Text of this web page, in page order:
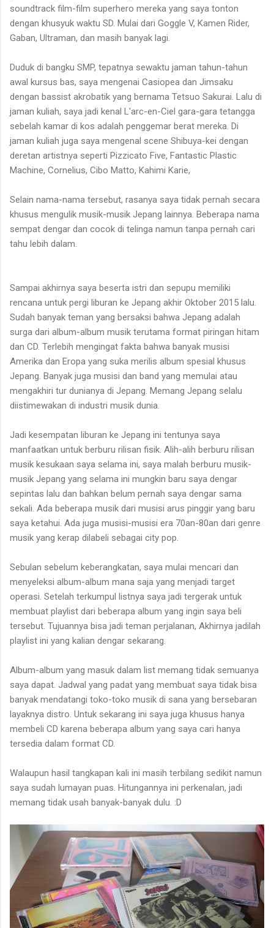
soundtrack film-film superhero mereka yang saya tonton
dengan khusyuk waktu SD. Mulai dari Goggle V, Kamen Rider,
Gaban, Ultraman, dan masih banyak lagi.
Duduk di bangku SMP, tepatnya sewaktu jaman tahun-tahun
awal kursus bas, saya mengenai Casiopea dan Jimsaku
dengan bassist akrobatik yang bernama Tetsuo Sakurai. Lalu di
jaman kuliah, saya jadi kenal L'arc-en-Ciel gara-gara tetangga
sebelah kamar di kos adalah penggemar berat mereka. Di
jaman kuliah juga saya mengenal scene Shibuya-kei dengan
deretan artistnya seperti Pizzicato Five, Fantastic Plastic
Machine, Cornelius, Cibo Matto, Kahimi Karie,
Selain nama-nama tersebut, rasanya saya tidak pernah secara
khusus mengulik musik-musik Jepang lainnya. Beberapa nama
sempat dengar dan cocok di telinga namun tanpa pernah cari
tahu lebih dalam.
Sampai akhirnya saya beserta istri dan sepupu memiliki
rencana untuk pergi liburan ke Jepang akhir Oktober 2015 lalu.
Sudah banyak teman yang bersaksi bahwa Jepang adalah
surga dari album-album musik terutama format piringan hitam
dan CD. Terlebih mengingat fakta bahwa banyak musisi
Amerika dan Eropa yang suka merilis album spesial khusus
Jepang. Banyak juga musisi dan band yang memulai atau
mengakhiri tur dunianya di Jepang. Memang Jepang selalu
diistimewakan di industri musik dunia.
Jadi kesempatan liburan ke Jepang ini tentunya saya
manfaatkan untuk berburu rilisan fisik. Alih-alih berburu rilisan
musik kesukaan saya selama ini, saya malah berburu musik-
musik Jepang yang selama ini mungkin baru saya dengar
sepintas lalu dan bahkan belum pernah saya dengar sama
sekali. Ada beberapa musik dari musisi arus pinggir yang baru
saya ketahui. Ada juga musisi-musisi era 70an-80an dari genre
musik yang kerap dilabeli sebagai city pop.
Sebulan sebelum keberangkatan, saya mulai mencari dan
menyeleksi album-album mana saja yang menjadi target
operasi. Setelah terkumpul listnya saya jadi tergerak untuk
membuat playlist dari beberapa album yang ingin saya beli
tersebut. Tujuannya bisa jadi teman perjalanan, Akhirnya jadilah
playlist ini yang kalian dengar sekarang.
Album-album yang masuk dalam list memang tidak semuanya
saya dapat. Jadwal yang padat yang membuat saya tidak bisa
banyak mendatangi toko-toko musik di sana yang bersebaran
layaknya distro. Untuk sekarang ini saya juga khusus hanya
membeli CD karena beberapa album yang saya cari hanya
tersedia dalam format CD.
Walaupun hasil tangkapan kali ini masih terbilang sedikit namun
saya sudah lumayan puas. Hitungannya ini perkenalan, jadi
memang tidak usah banyak-banyak dulu. :D